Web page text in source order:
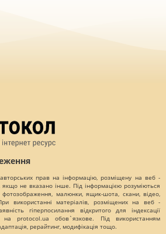
прав на інформацію, розміщену на веб -
якщо не вказано інше. Під інформацією розуміються
фотозображення, малюнки, ящик-шота, скани, відео,
використанні матеріалів, розміщених на веб -
гіперпосилання відкритого для індексації
на protocol.ua обов`язкове. Під використанням
рерайтинг, модифікація тощо.